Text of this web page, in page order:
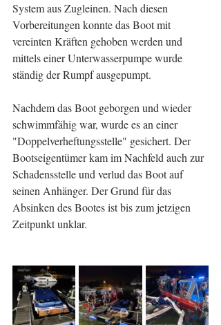
System aus Zugleinen. Nach diesen
Vorbereitungen konnte das Boot mit
vereinten Kräften gehoben werden und
mittels einer Unterwasserpumpe wurde
ständig der Rumpf ausgepumpt.
Nachdem das Boot geborgen und wieder
schwimmfähig war, wurde es an einer
"Doppelverheftungsstelle" gesichert. Der
Bootseigentümer kam im Nachfeld auch zur
Schadensstelle und verlud das Boot auf
seinen Anhänger. Der Grund für das
Absinken des Bootes ist bis zum jetzigen
Zeitpunkt unklar.